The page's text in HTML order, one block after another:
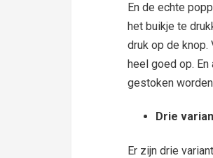
En de echte
het buikje te
druk op de knop.
heel goed op.
gestoken
Drie
Er zijn drie